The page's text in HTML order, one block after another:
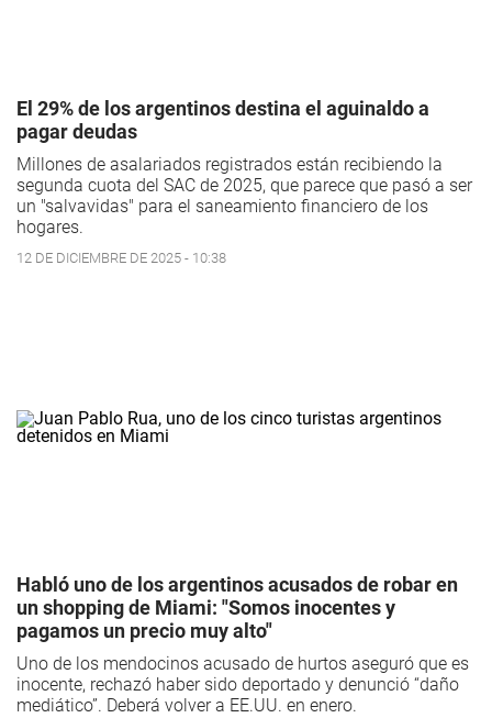
El 29% de los argentinos destina el aguinaldo a
pagar deudas
Millones de asalariados registrados están recibiendo la
segunda cuota del SAC de 2025, que parece que pasó a ser
un "salvavidas" para el saneamiento financiero de los
hogares.
12 DE DICIEMBRE DE 2025 - 10:38
Habló uno de los argentinos acusados de robar en
un shopping de Miami: "Somos inocentes y
pagamos un precio muy alto"
Uno de los mendocinos acusado de hurtos aseguró que es
inocente, rechazó haber sido deportado y denunció “daño
mediático”. Deberá volver a EE.UU. en enero.